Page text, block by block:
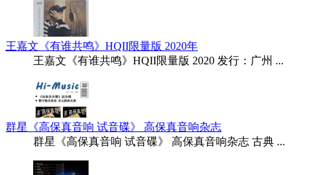
王嘉文《有谁共鸣》HQII限量版 2020年
王嘉文《有谁共鸣》HQII限量版 2020 发行：广州 ...
群星《高保真音响 试音碟》 高保真音响杂志
群星《高保真音响 试音碟》 高保真音响杂志 古典 ...